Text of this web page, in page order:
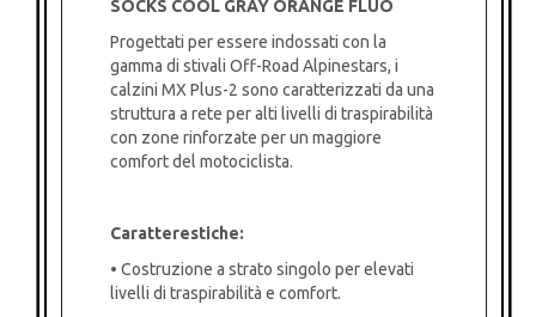
SOCKS COOL GRAY ORANGE FLUO
Progettati per essere indossati con la
gamma di stivali Off-Road Alpinestars, i
calzini MX Plus-2 sono caratterizzati da una
struttura a rete per alti livelli di traspirabilità
con zone rinforzate per un maggiore
comfort del motociclista.
Caratterestiche:
• Costruzione a strato singolo per elevati
livelli di traspirabilità e comfort.